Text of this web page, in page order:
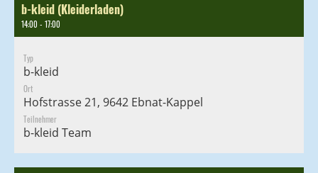
b-kleid (Kleiderladen)
14:00 - 17:00
Typ
b-kleid
Ort
Hofstrasse 21, 9642 Ebnat-Kappel
Teilnehmer
b-kleid Team